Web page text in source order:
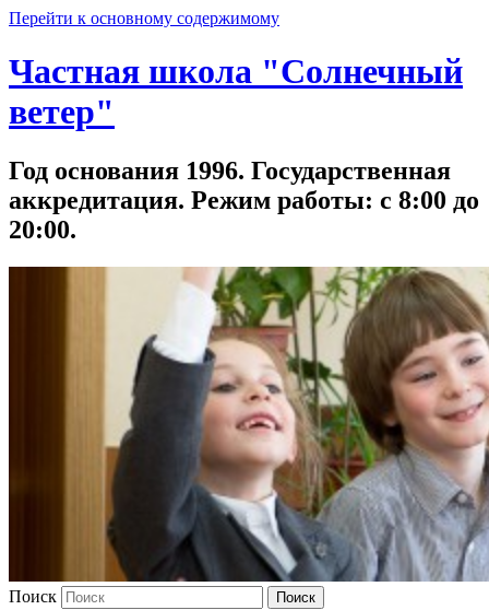
Перейти к основному содержимому
Частная школа "Солнечный
ветер"
Год основания 1996. Государственная
аккредитация. Режим работы: с 8:00 до
20:00.
Поиск